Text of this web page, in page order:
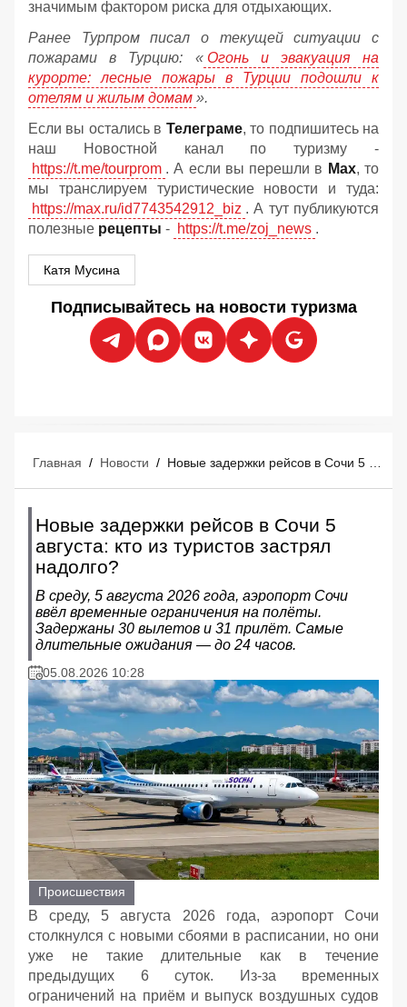
значимым фактором риска для отдыхающих.
Ранее Турпром писал о текущей ситуации с
пожарами в Турцию: « Огонь и эвакуация на
курорте: лесные пожары в Турции подошли к
отелям и жилым домам ».
Если вы остались в Телеграме, то подпишитесь на
наш Новостной канал по туризму -
https://t.me/tourprom . А если вы перешли в Мах, то
мы транслируем туристические новости и туда:
https://max.ru/id7743542912_biz . А тут публикуются
полезные рецепты - https://t.me/zoj_news .
Катя Мусина
Подписывайтесь на новости туризма
Главная / Новости /
Новые задержки рейсов в Сочи 5
августа: кто из туристов застрял
надолго?
В среду, 5 августа 2026 года, аэропорт Сочи
ввёл временные ограничения на полёты.
Задержаны 30 вылетов и 31 прилёт. Самые
длительные ожидания — до 24 часов.
05.08.2026 10:28
Происшествия
В среду, 5 августа 2026 года, аэропорт Сочи
столкнулся с новыми сбоями в расписании, но они
уже не такие длительные как в течение
предыдущих 6 суток. Из-за временных
ограничений на приём и выпуск воздушных судов